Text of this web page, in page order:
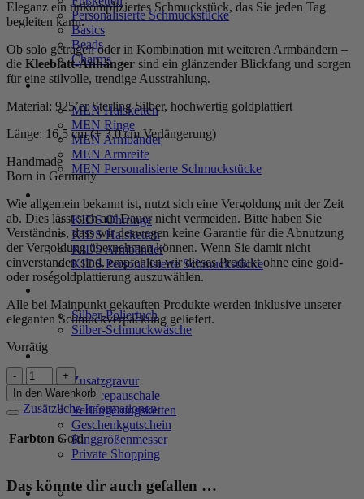
Personalisierte Schmuckstücke
Basics
Beads
Charms
MEN
MEN Halsketten
MEN Ringe
MEN Armbänder
MEN Armreife
MEN Personalisierte Schmuckstücke
KIDS Ohrringe
KIDS Halsketten
KIDS Armbänder
KIDS Personalisierte Schmuckstücke
Silber-Poliertuch
Silber-Schmuckwäsche
SERVICE
Zusatzgravur
Servicepauschale
Verlängerungsketten
Geschenkgutschein
Ringgrößenmesser
Private Shopping
Eleganz ein unkompliziertes Schmuckstück, das Sie jeden Tag
begleiten kann.
Ob solo getragen oder in Kombination mit weiteren Armbändern –
die Kleeblatt-Anhänger sind ein glänzender Blickfang und sorgen
für eine stilvolle, trendige Ausstrahlung.
Material: 925’er Sterling Silber, hochwertig goldplattiert
Länge: 16,5 cm (+ 3,0 cm Verlängerung)
Handmade
Born in Germany
Wie allgemein bekannt ist, nutzt sich eine Vergoldung mit der Zeit
ab. Dies lässt sich auf Dauer nicht vermeiden. Bitte haben Sie
Verständnis, dass wir deswegen keine Garantie für die Abnutzung
der Vergoldung übernehmen können. Wenn Sie damit nicht
einverstanden sind, empfehlen wir dieses Produkt ohne eine gold-
oder roségoldplattierung auszuwählen.
Alle bei Mainpunkt gekauften Produkte werden inklusive unserer
eleganten Schmuckverpackung geliefert.
Vorrätig
Armband
„Adonia“
mit
3er-
Blumenmotiv
aus
Silber,
In den Warenkorb
Zusätzliche Informationen
Farbton Gold
Das könnte dir auch gefallen …